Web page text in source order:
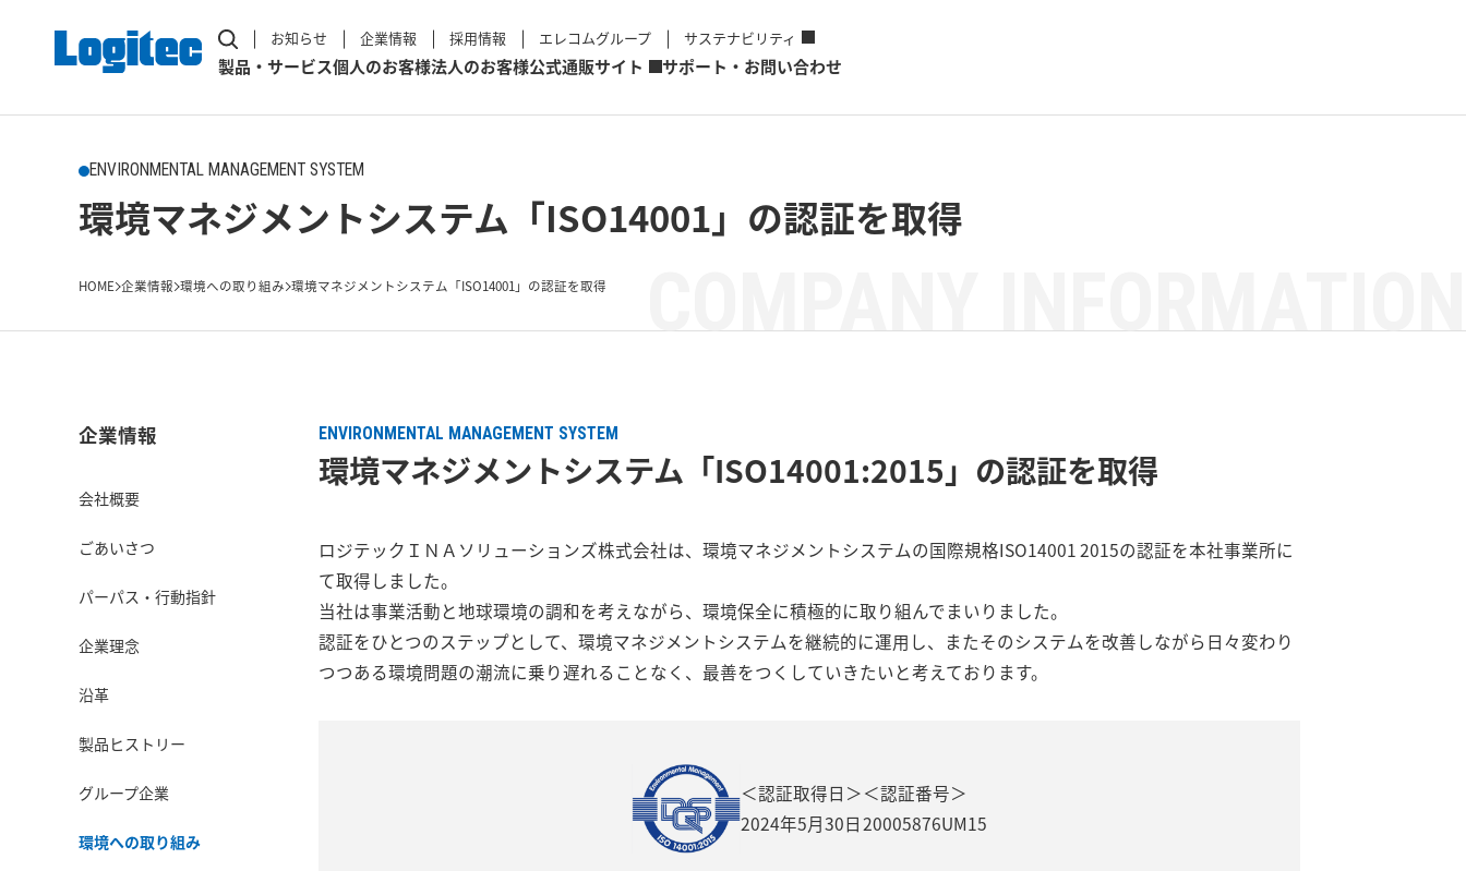
お知らせ 企業情報 採用情報 エレコムグループ サステナビリティ
製品・サービス個人のお客様法人のお客様公式通販サイト サポート・お問い合わせ
ENVIRONMENTAL MANAGEMENT SYSTEM
環境マネジメントシステム「ISO14001」の認証を取得
HOME 企業情報 環境への取り組み 環境マネジメントシステム「ISO14001」の認証を取得
ENVIRONMENTAL MANAGEMENT SYSTEM
環境マネジメントシステム「ISO14001:2015」の認証を取得
ロジテックＩＮＡソリューションズ株式会社は、環境マネジメントシステムの国際規格ISO14001 2015の認証を本社事業所に
て取得しました。
当社は事業活動と地球環境の調和を考えながら、環境保全に積極的に取り組んでまいりました。
認証をひとつのステップとして、環境マネジメントシステムを継続的に運用し、またそのシステムを改善しながら日々変わり
つつある環境問題の潮流に乗り遅れることなく、最善をつくしていきたいと考えております。
＜認証取得日＞
2024年5月30日
＜認証番号＞
20005876UM15
企業情報
会社概要
ごあいさつ
パーパス・行動指針
企業理念
沿革
製品ヒストリー
グループ企業
環境への取り組み